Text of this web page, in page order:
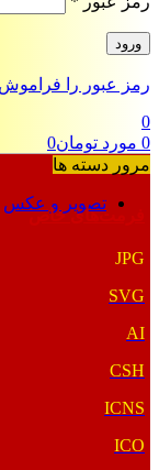
ورود
رمز عبور را فراموش
0
0 مورد تومان0
مرور دسته ها
تصویر و عکس
فرمت‌های خاص
JPG
SVG
AI
CSH
ICNS
ICO